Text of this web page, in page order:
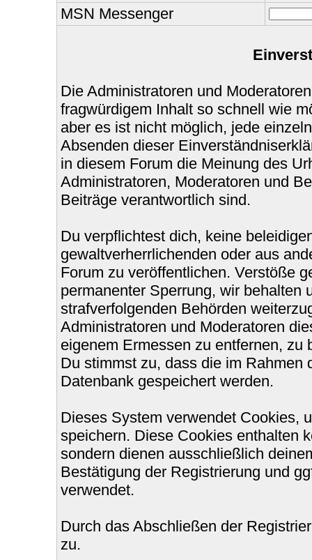
MSN Messenger
Die Administratoren und
fragwürdigem Inhalt so schnell wie
aber es ist nicht möglich, jede
Absenden dieser
in diesem Forum die Meinung des
Administratoren, Moderatoren und
Beiträge verantwortlich sind.
Du verpflichtest dich, keine
gewaltverherrlichenden oder aus
Forum zu veröffentlichen. Verstöße
permanenter Sperrung, wir behalten
strafverfolgenden Behörden
Administratoren und Moderatoren
eigenem Ermessen zu entfernen, zu
Du stimmst zu, dass die im Rahmen
Datenbank gespeichert werden.
Dieses System verwendet Cookies,
speichern. Diese Cookies enthalten
sondern dienen ausschließlich
Bestätigung der Registrierung und
verwendet.
Durch das Abschließen der
zu.